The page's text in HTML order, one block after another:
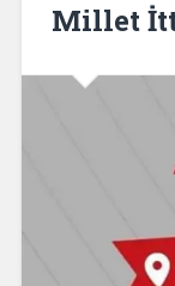
Millet